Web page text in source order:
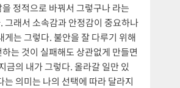
정적으로 바꿔서 그렇구나 라는
그래서 소속감과 안정감이 중요하나
게는 그렇다. 불안을 잘 다루기 위해
는 것이 실패해도 상관없게 만들면
금의 내가 그렇다. 올라갈 일만 있
는 의미는 나의 선택에 따라 달라지